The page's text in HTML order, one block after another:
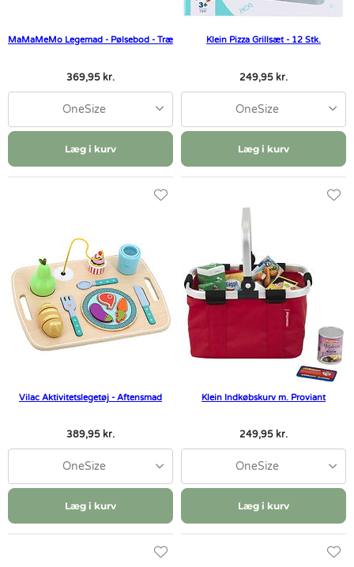
MaMaMeMo Legemad - Pølsebod - Træ
369,95 kr.
OneSize
Læg i kurv
Klein Pizza Grillsæt - 12 Stk.
249,95 kr.
OneSize
Læg i kurv
Vilac Aktivitetslegetøj - Aftensmad
389,95 kr.
OneSize
Læg i kurv
Klein Indkøbskurv m. Proviant
249,95 kr.
OneSize
Læg i kurv